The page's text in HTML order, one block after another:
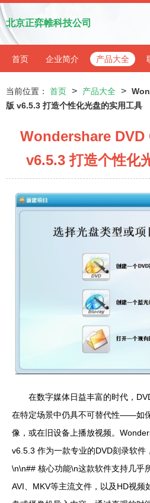
北京正弈帷科技公司
首页 企业简介 产品大全
当前位置： 首页 > 产品大全 >
版 v6.5.3 打造个性化光盘的实用工具
Wondershare DVD
v6.5.3 打造个性化
在数字媒体日益丰富的时代，
在特定场景中仍具不可替代性——如
像，或在旧设备上播放视频。
v6.5.3 作为一款专业的DVD刻录软件
\n\n## 核心功能\n这款软件支持几乎
AVI、MKV等主流文件，以及HD视频